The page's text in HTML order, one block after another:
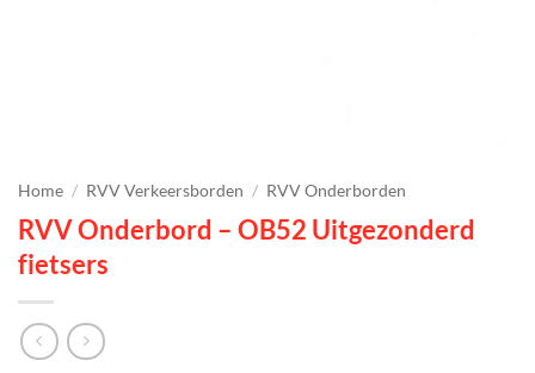
Home / RVV Verkeersborden / RVV Onderborden
RVV Onderbord – OB52 Uitgezonderd
fietsers